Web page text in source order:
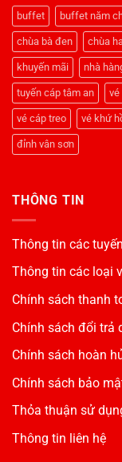
Hàng
Sol
Kitchen
Để
Nâng
Cấp
Nhà
Hàng
Vân
Sơn
Đen
buffet buffet năm
chùa bà đen chùa
khuyến mãi nhà
tuyến cáp tâm an vé
vé cáp treo vé khứ
đỉnh vân sơn
THÔNG TIN
Thông tin các
Thông tin các loại
Chính sách thanh
Chính sách đổi trả
Chính sách hoàn
Chính sách bảo
Thỏa thuận sử
Thông tin liên hệ